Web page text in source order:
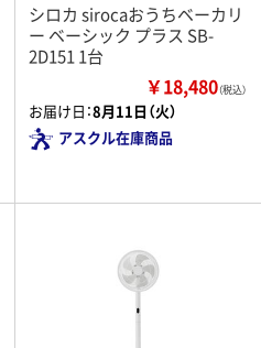
シロカ sirocaおうちベーカリ
ー ベーシック プラス SB-
2D151 1台
￥18,480（税込）
お届け日：8月11日（火）
アスクル在庫商品